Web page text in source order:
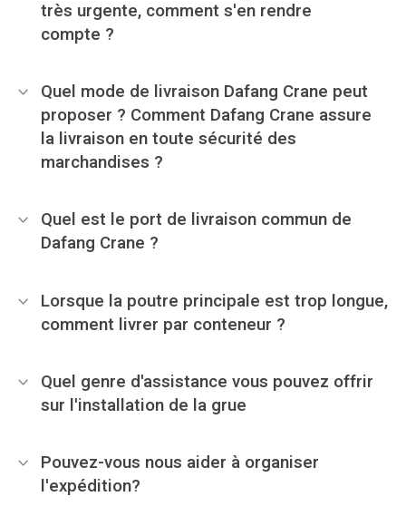
très urgente, comment s'en rendre
compte ?
Quel mode de livraison Dafang Crane peut
proposer ? Comment Dafang Crane assure
la livraison en toute sécurité des
marchandises ?
Quel est le port de livraison commun de
Dafang Crane ?
Lorsque la poutre principale est trop longue,
comment livrer par conteneur ?
Quel genre d'assistance vous pouvez offrir
sur l'installation de la grue
Pouvez-vous nous aider à organiser
l'expédition?